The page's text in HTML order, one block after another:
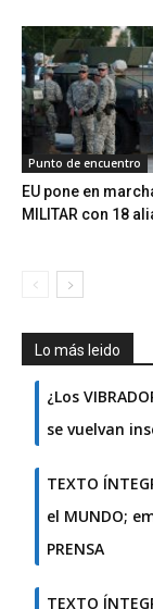
Punto de encuentro
EU pone en
MILITAR con 18
Lo más leido
¿Los
se vuelvan
TEXTO
el MUNDO;
PRENSA
TEXTO